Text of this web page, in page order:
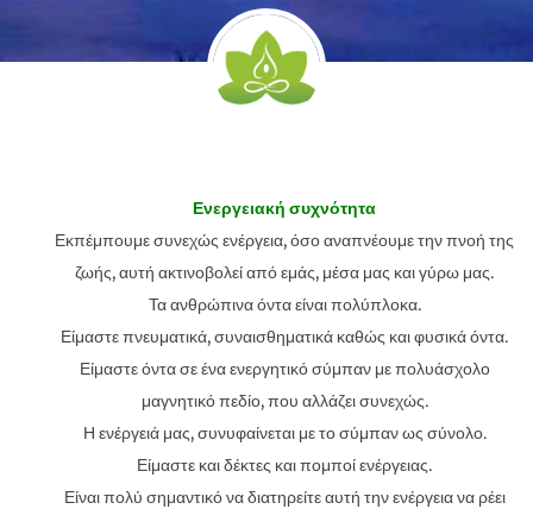
Ενεργειακή συχνότητα
Εκπέμπουμε συνεχώς ενέργεια, όσο αναπνέουμε την πνοή της
ζωής, αυτή ακτινοβολεί από εμάς, μέσα μας και γύρω μας.
Τα ανθρώπινα όντα είναι πολύπλοκα.
Είμαστε πνευματικά, συναισθηματικά καθώς και φυσικά όντα.
Είμαστε όντα σε ένα ενεργητικό σύμπαν με πολυάσχολο
μαγνητικό πεδίο, που αλλάζει συνεχώς.
Η ενέργειά μας, συνυφαίνεται με το σύμπαν ως σύνολο.
Είμαστε και δέκτες και πομποί ενέργειας.
Είναι πολύ σημαντικό να διατηρείτε αυτή την ενέργεια να ρέει